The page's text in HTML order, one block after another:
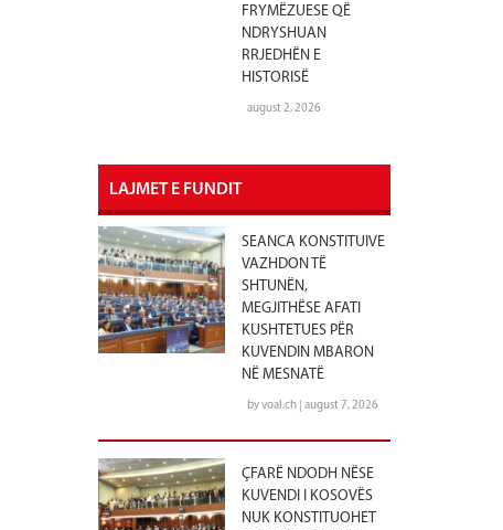
FRYMËZUESE QË
NDRYSHUAN
RRJEDHËN E
HISTORISË
august 2, 2026
LAJMET E FUNDIT
SEANCA KONSTITUIVE
VAZHDON TË
SHTUNËN,
MEGJITHËSE AFATI
KUSHTETUES PËR
KUVENDIN MBARON
NË MESNATË
by voal.ch | august 7, 2026
ÇFARË NDODH NËSE
KUVENDI I KOSOVËS
NUK KONSTITUOHET